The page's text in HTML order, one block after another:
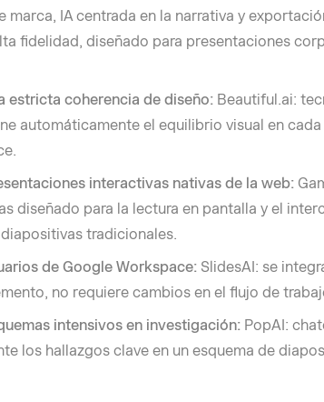
marca, IA centrada en la narrativa y
fidelidad, diseñado para presentaciones
estricta coherencia de diseño:Beautiful.ai:
automáticamente el equilibrio visual en
interactivas nativas de la web:
diseñado para la lectura en pantalla y el
tradicionales.
de Google Workspace:SlidesAI: se
no requiere cambios en el flujo de
intensivos en investigación:PopAI:
los hallazgos clave en un esquema de